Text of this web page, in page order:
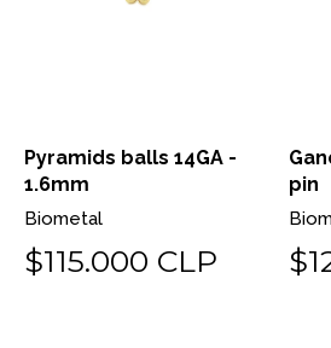
Pyramids balls 14GA -
1.6mm
Biometal
$115.000 CLP
pin